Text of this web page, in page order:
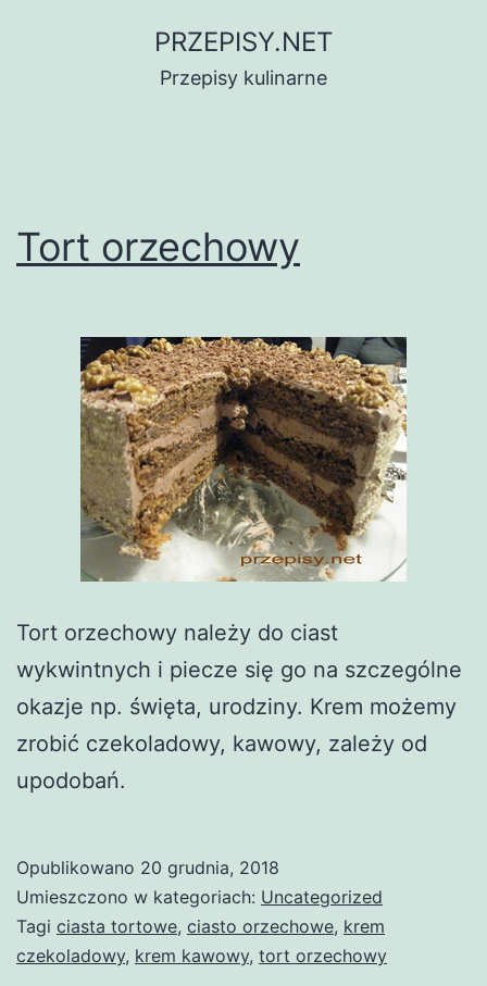
PRZEPISY.NET
Przepisy kulinarne
Tort orzechowy
Tort orzechowy należy do ciast
wykwintnych i piecze się go na szczególne
okazje np. święta, urodziny. Krem możemy
zrobić czekoladowy, kawowy, zależy od
upodobań.
Opublikowano 20 grudnia, 2018
Umieszczono w kategoriach: Uncategorized
Tagi ciasta tortowe, ciasto orzechowe, krem
czekoladowy, krem kawowy, tort orzechowy